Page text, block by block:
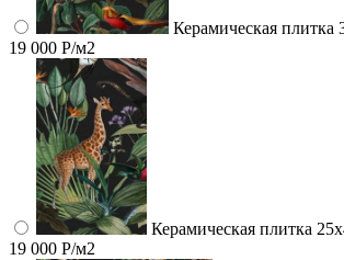
Керамическая плитка
19 000 Р/м2
Керамическая плитка
19 000 Р/м2